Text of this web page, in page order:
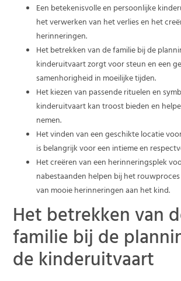
Een betekenisvolle en persoonlijke
het verwerken van het verlies en het
herinneringen.
Het betrekken van de familie bij de
kinderuitvaart zorgt voor steun en een
samenhorigheid in moeilijke tijden.
Het kiezen van passende rituelen en
kinderuitvaart kan troost bieden en
nemen.
Het vinden van een geschikte locatie
is belangrijk voor een intieme en
Het creëren van een herinneringsplek
nabestaanden helpen bij het
van mooie herinneringen aan het kind.
Het betrekken van
familie bij de
de kinderuitvaart